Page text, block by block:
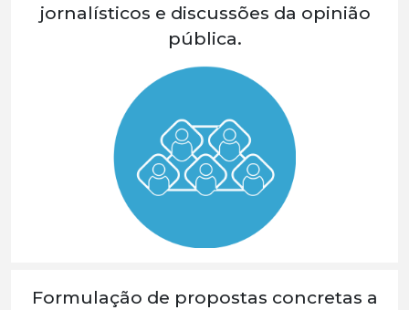
jornalísticos e discussões da opinião
pública.
Formulação de propostas concretas a